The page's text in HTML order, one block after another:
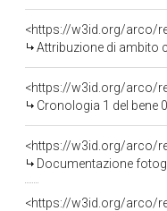
<https://w3id.org/arco/
Attribuzione di ambito
<https://w3id.org/arco/
Cronologia 1 del bene
<https://w3id.org/arco/
Documentazione
<https://w3id.org/arco/